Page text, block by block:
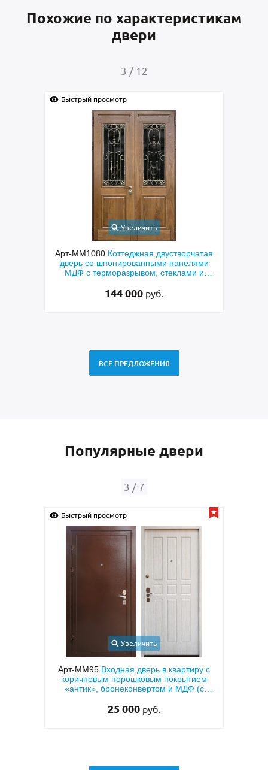
Похожие по характеристикам
двери
3 / 12
Быстрый просмотр
Увеличить
Арт-ММ1080 Коттеджная двустворчатая
дверь со шпонированными панелями
МДФ с терморазрывом, стеклами и
144 000 руб.
ВСЕ ПРЕДЛОЖЕНИЯ
Популярные двери
3 / 7
Быстрый просмотр
Увеличить
Арт-ММ95 Входная дверь в квартиру с
коричневым порошковым покрытием
«антик», бронеконвертом и МДФ (с
25 000 руб.